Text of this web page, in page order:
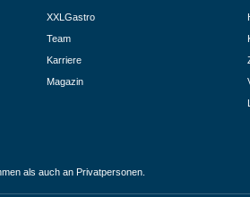
XXLGastro
Team
Karriere
Magazin
als auch an Privatpersonen.